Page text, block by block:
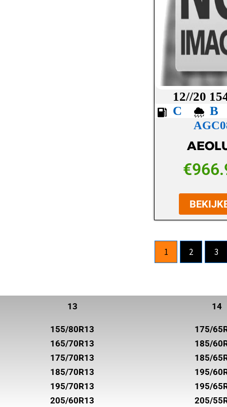
SUNNY
SUPERIA TIRES
SYRON
TOYO
12//20
C
B
€
1 2 3
13
155/80R13
165/70R13
175/70R13
185/70R13
195/70R13
205/60R13
14
175/
185/
185/
195/
195/
205/